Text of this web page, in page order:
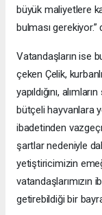
büyük maliyetlere
bulması gerekiyor.”
Vatandaşların ise
çeken Çelik,
yapıldığını,
bütçeli hayvanlara
ibadetinden
şartlar nedeniyle
yetiştiricimizin
vatandaşlarımızın
getirebildiği bir